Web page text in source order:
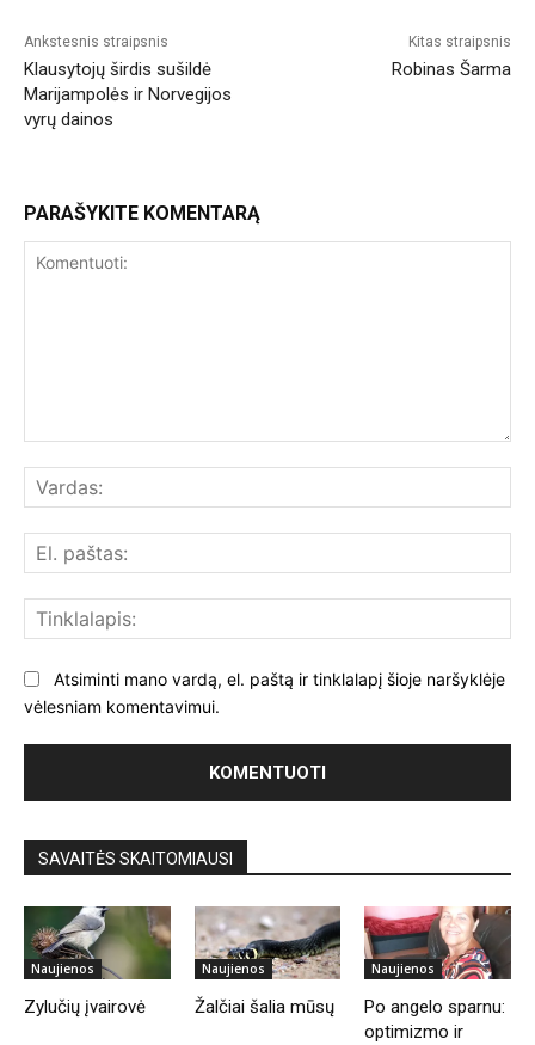
Ankstesnis straipsnis
Klausytojų širdis sušildė
Marijampolės ir Norvegijos
vyrų dainos
Kitas straipsnis
Robinas Šarma
PARAŠYKITE KOMENTARĄ
Atsiminti mano vardą, el. paštą ir tinklalapį šioje naršyklėje
vėlesniam komentavimui.
SAVAITĖS SKAITOMIAUSI
Naujienos
Zylučių įvairovė
Naujienos
Žalčiai šalia mūsų
Naujienos
Po angelo sparnu:
optimizmo ir